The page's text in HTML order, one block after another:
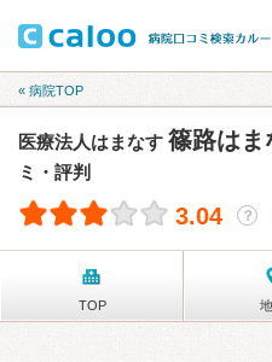
« 病院TOP
医療法人はまなす 篠路はま
ミ・評判
3.04 ？
TOP